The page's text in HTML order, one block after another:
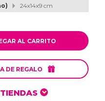
24x14x9 cm
AL CARRITO
DE REGALO 